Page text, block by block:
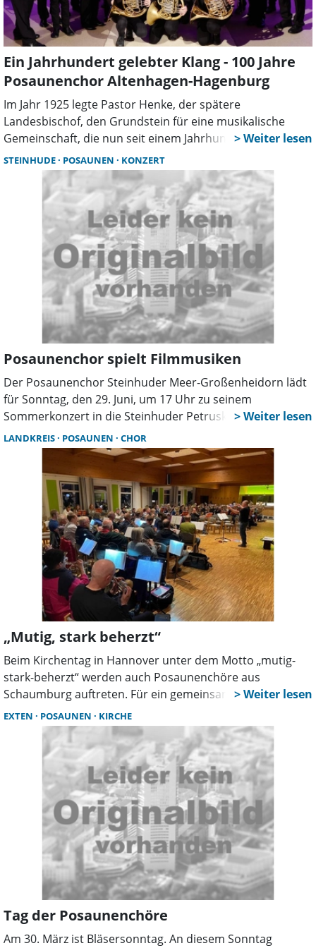
Ein Jahrhundert gelebter Klang - 100 Jahre
Posaunenchor Altenhagen-Hagenburg
Im Jahr 1925 legte Pastor Henke, der spätere
Landesbischof, den Grundstein für eine musikalische
Gemeinschaft, die nun seit einem Jahrhundert das
kirchliche und kulturelle Leben in Altenhagen und
Hagenburg bereichert: den Posaunenchor Altenhagen-
Hagenburg. Ein ganzes Jahrhundert gelebte Musik, Glaube
und Gemeinschaft – das ist wahrlich ein Grund zur
Dankbarkeit und zum Feiern. Musikalische Höhepunkte
dieser Ära waren unter anderem eine
kirchenmusikalische Feierstunde in der Marienkirche
Minden im Jahr 1938, das große Landesposaunenfest
1979 mit über 1000 Besuchern in Hagenburg unter der
Leitung von Superintendent Strottmann sowie die
Ernennung Agathons zum Ehrenchorleiter 1981 durch
Landesbischof Prof. Dr. Heubach.
STEINHUDE POSAUNEN KONZERT
Posaunenchor spielt Filmmusiken
Der Posaunenchor Steinhuder Meer-Großenheidorn lädt
für Sonntag, den 29. Juni, um 17 Uhr zu seinem
Sommerkonzert in die Steinhuder Petruskirche ein. Bei
einer Bläserfreizeit im Februar legte der Chor den
Grundstein für das Konzert. Er beschäftigte sich mit
Filmmusiken, die sind aus bekannten deutschen
Fernsehserien, Musik aus „Walt Disney-Produktionen“,
aber auch von Blockblustern wie „Fluch der Karibik“ von
Klaus Badelt zu hören.
LANDKREIS POSAUNEN CHOR
„Mutig, stark beherzt“
Beim Kirchentag in Hannover unter dem Motto „mutig-
stark-beherzt“ werden auch Posaunenchöre aus
Schaumburg auftreten. Für ein gemeinsames Konzert
haben die Posaunenchöre aus Beckedorf, Bad Nenndorf,
Hohnhorst, Heuerßen, Lauenhagen, Lindhorst,
Probsthagen und Wendthagen ein Programm erarbeitet.
EXTEN POSAUNEN KIRCHE
Tag der Posaunenchöre
Am 30. März ist Bläsersonntag. An diesem Sonntag